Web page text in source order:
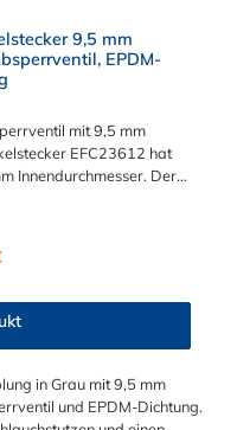
9,5 mm
EPDM-
mit 9,5 mm
EFC23612 hat
Innendurchmesser. Der
der EFC12- Serie
Preis: